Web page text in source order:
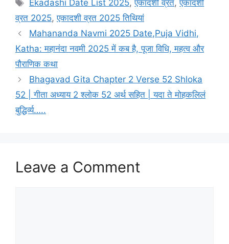
e
g
o
r
i
e
s
a
s
Ekadashi Date List 2025,एकादशी व्रत,एकादशी
व्रत 2025,एकादशी व्रत 2025 तिथियां
Mahananda Navmi 2025 Date,Puja Vidhi,
Katha: महानंदा नवमी 2025 में कब है, पूजा विधि, महत्व और
पौराणिक कथा
Bhagavad Gita Chapter 2 Verse 52 Shloka
52 | गीता अध्याय 2 श्लोक 52 अर्थ सहित | यदा ते मोहकलिलं
बुद्धिर्व्य…..
Leave a Comment